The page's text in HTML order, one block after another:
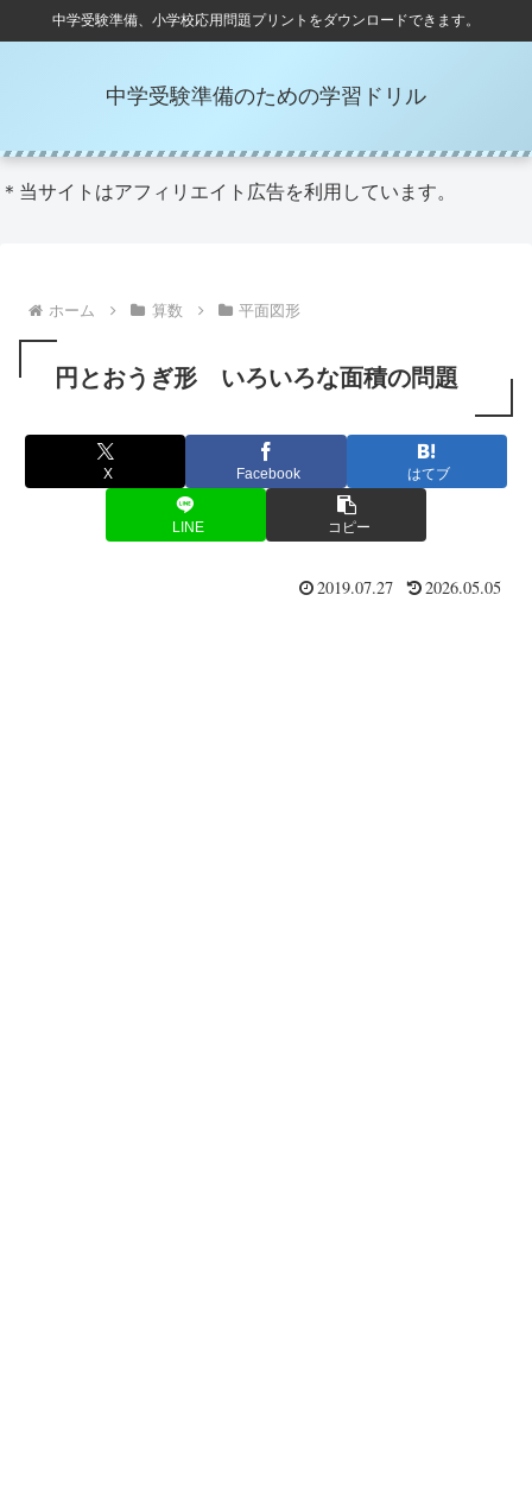
中学受験準備、小学校応用問題プリントをダウンロードできます。
中学受験準備のための学習ドリル
＊当サイトはアフィリエイト広告を利用しています。
ホーム 算数 平面図形
円とおうぎ形 いろいろな面積の問題
X Facebook はてブ
LINE コピー
2019.07.27 2026.05.05